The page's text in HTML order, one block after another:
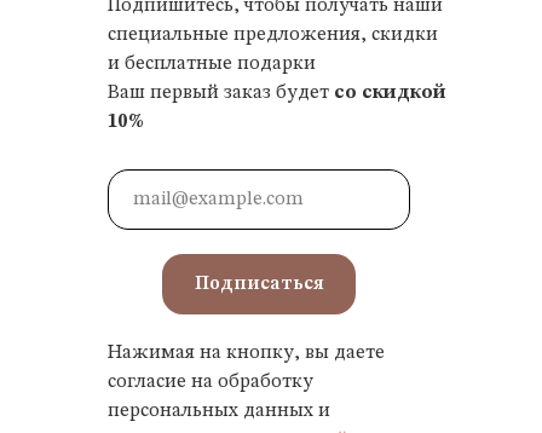
Подписаться
Подпишитесь, чтобы получать наши
специальные предложения, скидки
и бесплатные подарки
Ваш первый заказ будет со скидкой
10%
Нажимая на кнопку, вы даете
согласие на обработку
персональных данных и